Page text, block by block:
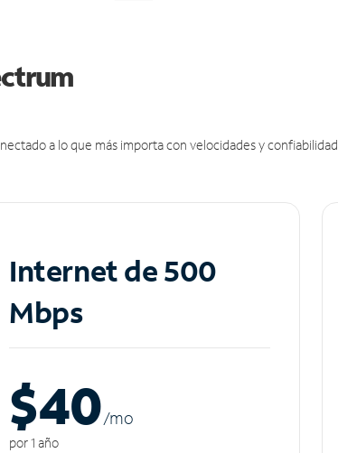
a lo que más importa con velocidades y confiabilidad
Internet de 500
Mbps
$40/mo
por 1 año